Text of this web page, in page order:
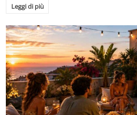
Leggi di più